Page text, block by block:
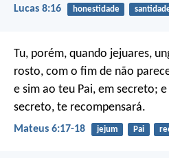
Lucas 8:16 honestidade
Tu, porém, quando jejuares,
rosto, com o fim de não
e sim ao teu Pai, em secreto;
secreto, te recompensará.
Mateus 6:17-18 jejum Pai